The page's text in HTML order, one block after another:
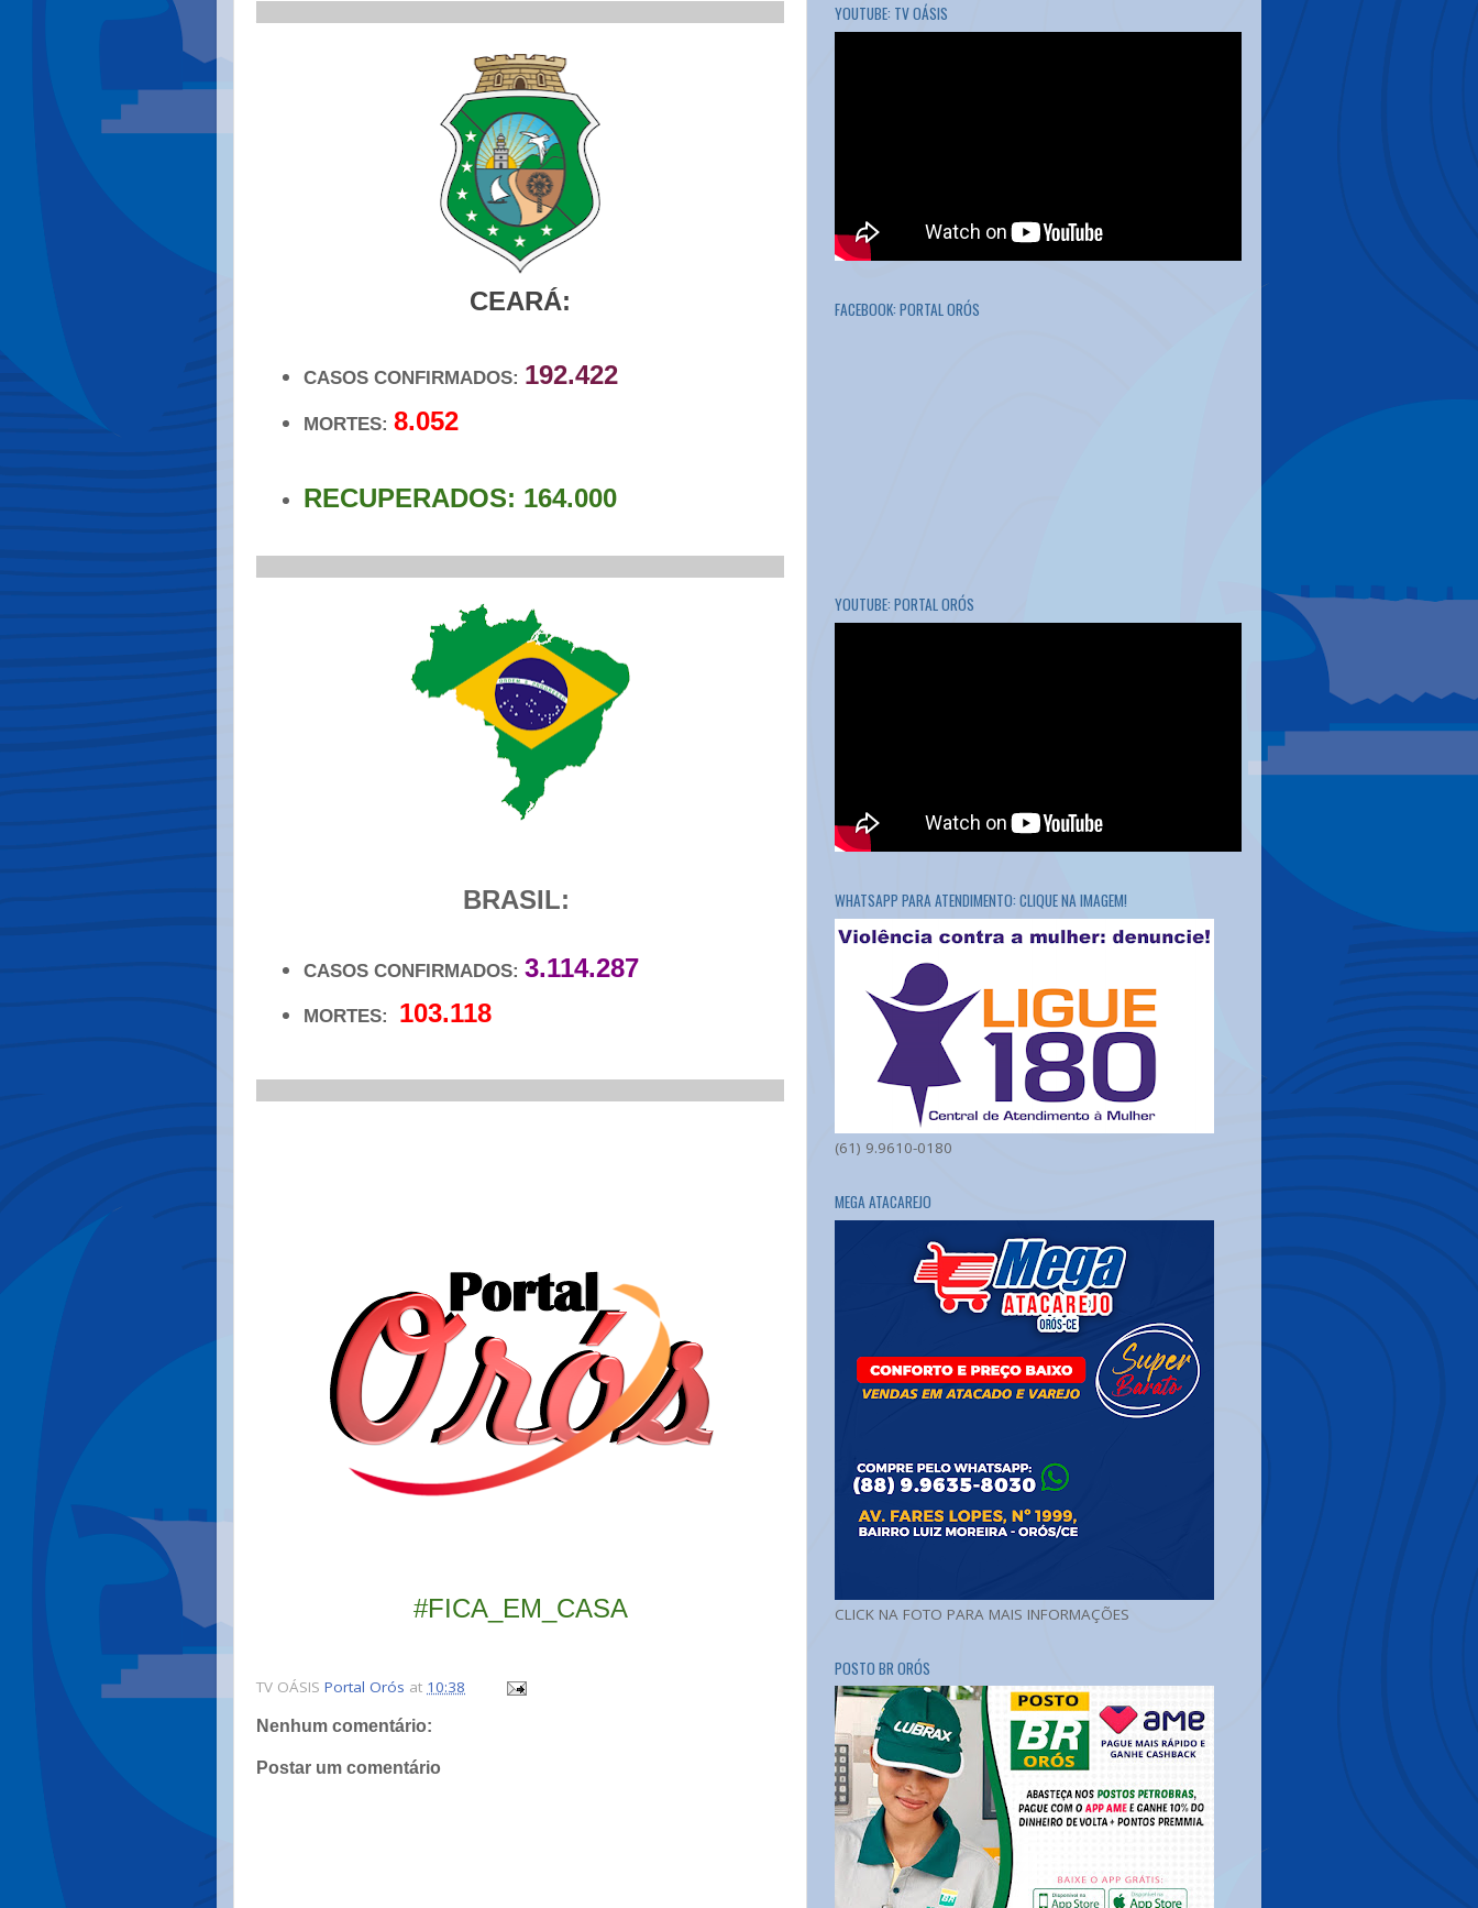
CEARÁ:
CASOS CONFIRMADOS: 192.422
MORTES:8.052
RECUPERADOS: 164.000
BRASIL:
CASOS CONFIRMADOS:3.114.287
MORTES: 103.118
#FICA_EM_CASA
TV OÁSIS Portal Orós at 10:38
Nenhum comentário:
Postar um comentário
YOUTUBE: TV OÁSIS
FACEBOOK: PORTAL ORÓS
YOUTUBE: PORTAL ORÓS
WHATSAPP PARA ATENDIMENTO: CLIQUE NA IMAGEM!
(61) 9.9610-0180
MEGA ATACAREJO
CLICK NA FOTO PARA MAIS INFORMAÇÕES
POSTO BR ORÓS